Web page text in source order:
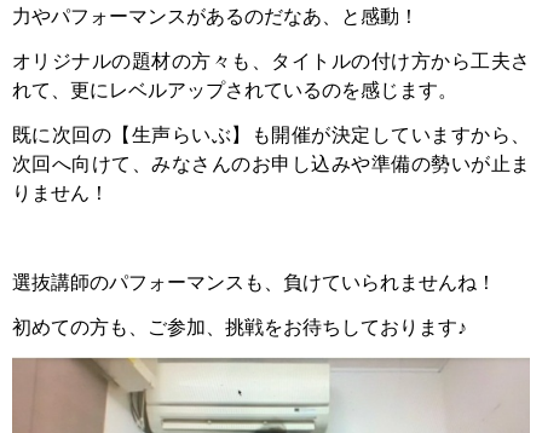
力やパフォーマンスがあるのだなあ、と感動！
オリジナルの題材の方々も、タイトルの付け方から工夫さ
れて、更にレベルアップされているのを感じます。
既に次回の【生声らいぶ】も開催が決定していますから、
次回へ向けて、みなさんのお申し込みや準備の勢いが止ま
りません！
選抜講師のパフォーマンスも、負けていられませんね！
初めての方も、ご参加、挑戦をお待ちしております♪